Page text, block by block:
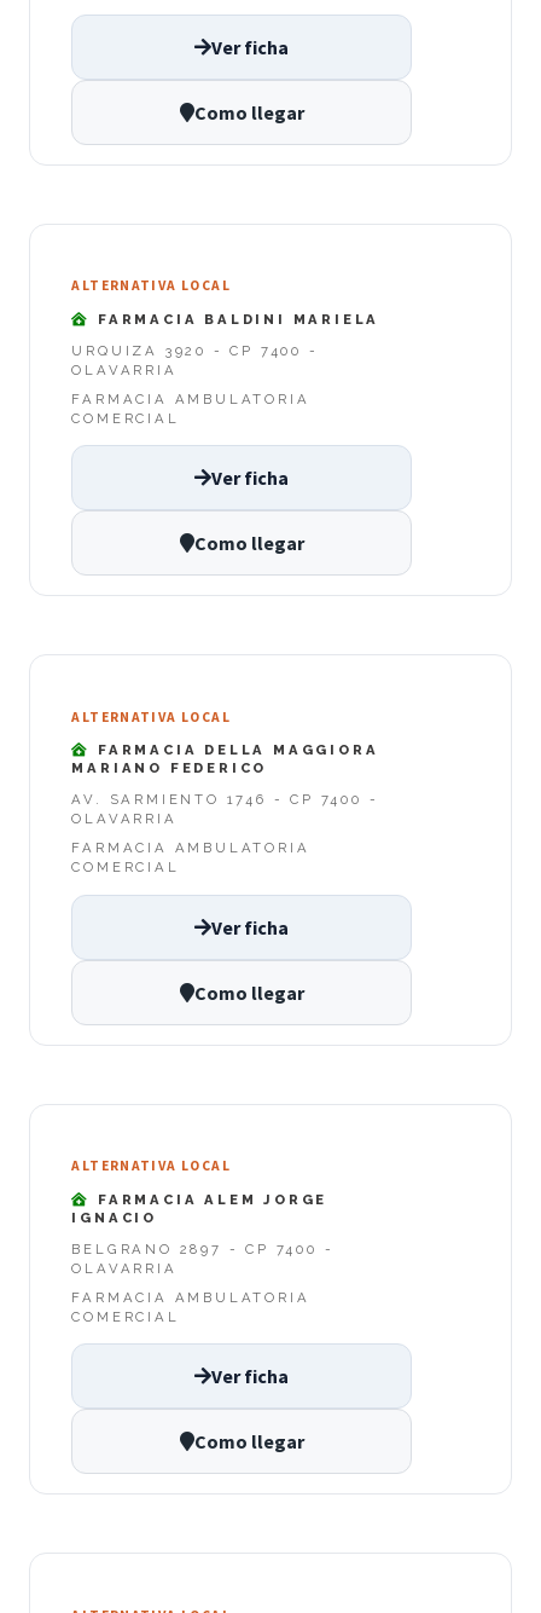
Ver ficha
Como llegar
ALTERNATIVA LOCAL
FARMACIA BALDINI MARIELA
URQUIZA 3920 - CP 7400 -
OLAVARRIA
FARMACIA AMBULATORIA
COMERCIAL
Ver ficha
Como llegar
ALTERNATIVA LOCAL
FARMACIA DELLA MAGGIORA
MARIANO FEDERICO
AV. SARMIENTO 1746 - CP 7400 -
OLAVARRIA
FARMACIA AMBULATORIA
COMERCIAL
Ver ficha
Como llegar
ALTERNATIVA LOCAL
FARMACIA ALEM JORGE
IGNACIO
BELGRANO 2897 - CP 7400 -
OLAVARRIA
FARMACIA AMBULATORIA
COMERCIAL
Ver ficha
Como llegar